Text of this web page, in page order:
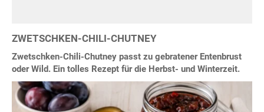
ZWETSCHKEN-CHILI-CHUTNEY
Zwetschken-Chili-Chutney passt zu gebratener Entenbrust
oder Wild. Ein tolles Rezept für die Herbst- und Winterzeit.